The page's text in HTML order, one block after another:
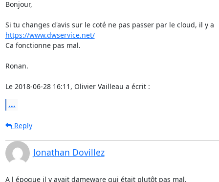
Bonjour,
https://www.dwservice.net/
Ca fonctionne pas mal.
Ronan.
Le 2018-06-28 16:11, Olivier Vailleau a écrit :
...
Reply
Jonathan Dovillez
A l époque il y avait dameware qui était plutôt pas mal.